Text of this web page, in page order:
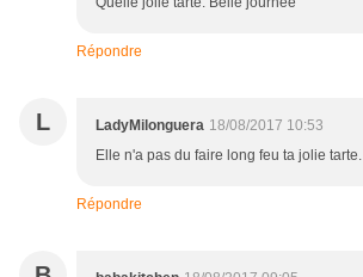
Répondre
L LadyMilonguera 18/08/2017 10:53
Elle n'a pas du faire long feu ta jolie tarte.
Répondre